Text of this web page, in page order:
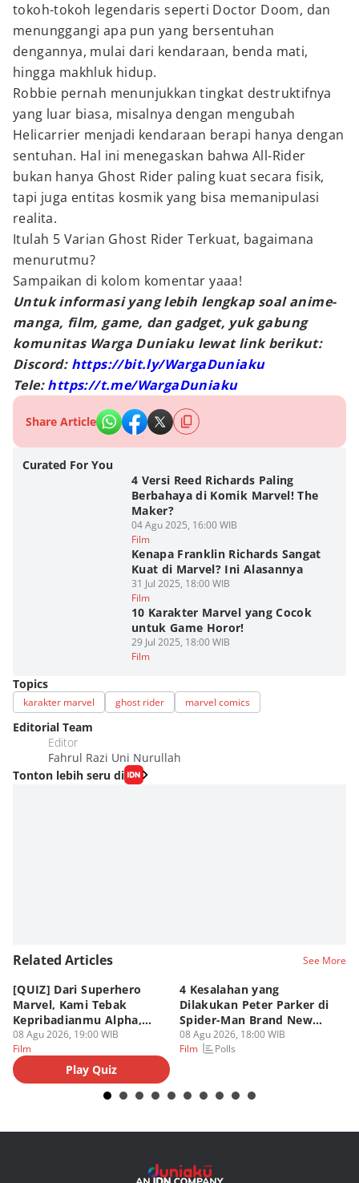
tokoh-tokoh legendaris seperti Doctor Doom, dan
menunggangi apa pun yang bersentuhan
dengannya, mulai dari kendaraan, benda mati,
hingga makhluk hidup.
Robbie pernah menunjukkan tingkat destruktifnya
yang luar biasa, misalnya dengan mengubah
Helicarrier menjadi kendaraan berapi hanya dengan
sentuhan. Hal ini menegaskan bahwa All-Rider
bukan hanya Ghost Rider paling kuat secara fisik,
tapi juga entitas kosmik yang bisa memanipulasi
realita.
Itulah 5 Varian Ghost Rider Terkuat, bagaimana
menurutmu?
Sampaikan di kolom komentar yaaa!
Untuk informasi yang lebih lengkap soal anime-
manga, film, game, dan gadget, yuk gabung
komunitas Warga Duniaku lewat link berikut:
Discord: https://bit.ly/WargaDuniaku
Tele:https://t.me/WargaDuniaku
Share Article
Curated For You
4 Versi Reed Richards Paling
Berbahaya di Komik Marvel! The
Maker?
04 Agu 2025, 16:00 WIB
Film
Kenapa Franklin Richards Sangat
Kuat di Marvel? Ini Alasannya
31 Jul 2025, 18:00 WIB
Film
10 Karakter Marvel yang Cocok
untuk Game Horor!
29 Jul 2025, 18:00 WIB
Film
Topics
karakter marvel ghost rider marvel comics
Editorial Team
Editor
Fahrul Razi Uni Nurullah
Tonton lebih seru di
Related Articles See More
[QUIZ] Dari Superhero
Marvel, Kami Tebak
Kepribadianmu Alpha,
Beta, atau Omega
08 Agu 2026, 19:00 WIB
Film
Play Quiz
4 Kesalahan yang
Dilakukan Peter Parker di
Spider-Man Brand New
Day
08 Agu 2026, 18:00 WIB
Film
Polls